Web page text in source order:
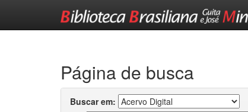
Página de busca
Buscar em: